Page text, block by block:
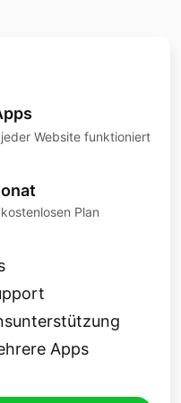
Website funktioniert
Plan
Apps